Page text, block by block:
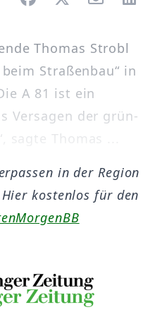
Thomas Strobl
Straßenbau“ in
A 81 ist ein
Versagen der grün-
sagte Thomas ...
in der Region
kostenlos für den